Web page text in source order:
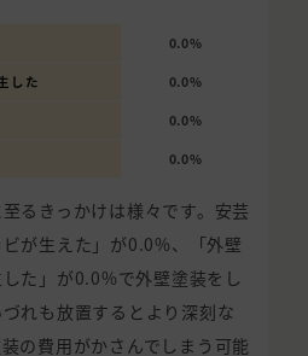
0.0%
した 0.0%
0.0%
0.0%
るきっかけは様々です。安芸
が生えた」が0.0%、「外壁
た」が0.0%で外壁塗装をし
れも放置するとより深刻な
の費用がかさんでしまう可能